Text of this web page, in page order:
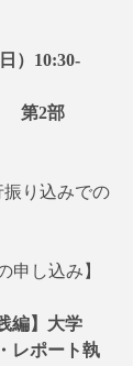
）10:30-
　第2部
振り込みでの
申し込み】
編】大学
レポート執